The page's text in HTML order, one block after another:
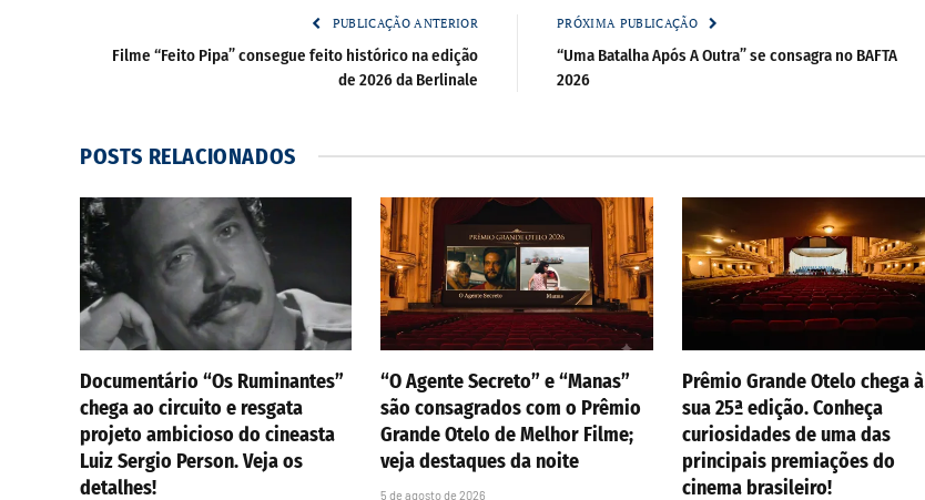
PUBLICAÇÃO ANTERIOR
Filme “Feito Pipa” consegue feito histórico na edição
de 2026 da Berlinale
PRÓXIMA PUBLICAÇÃO
“Uma Batalha Após A Outra” se consagra no BAFTA
2026
POSTS RELACIONADOS
Documentário “Os Ruminantes”
chega ao circuito e resgata
projeto ambicioso do cineasta
Luiz Sergio Person. Veja os
detalhes!
“O Agente Secreto” e “Manas”
são consagrados com o Prêmio
Grande Otelo de Melhor Filme;
veja destaques da noite
5 de agosto de 2026
Prêmio Grande Otelo chega à
sua 25ª edição. Conheça
curiosidades de uma das
principais premiações do
cinema brasileiro!